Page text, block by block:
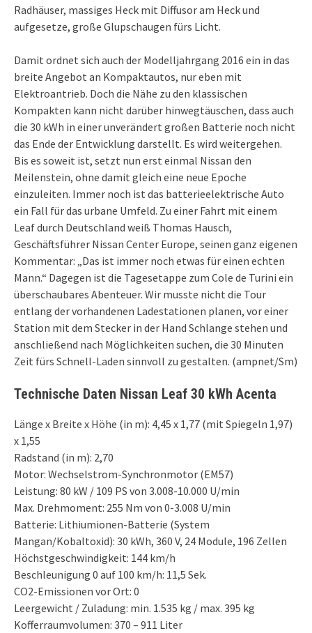
Radhäuser, massiges Heck mit Diffusor am Heck und
aufgesetze, große Glupschaugen fürs Licht.
Damit ordnet sich auch der Modelljahrgang 2016 ein in das
breite Angebot an Kompaktautos, nur eben mit
Elektroantrieb. Doch die Nähe zu den klassischen
Kompakten kann nicht darüber hinwegtäuschen, dass auch
die 30 kWh in einer unverändert großen Batterie noch nicht
das Ende der Entwicklung darstellt. Es wird weitergehen.
Bis es soweit ist, setzt nun erst einmal Nissan den
Meilenstein, ohne damit gleich eine neue Epoche
einzuleiten. Immer noch ist das batterieelektrische Auto
ein Fall für das urbane Umfeld. Zu einer Fahrt mit einem
Leaf durch Deutschland weiß Thomas Hausch,
Geschäftsführer Nissan Center Europe, seinen ganz eigenen
Kommentar: „Das ist immer noch etwas für einen echten
Mann.“ Dagegen ist die Tagesetappe zum Cole de Turini ein
überschaubares Abenteuer. Wir musste nicht die Tour
entlang der vorhandenen Ladestationen planen, vor einer
Station mit dem Stecker in der Hand Schlange stehen und
anschließend nach Möglichkeiten suchen, die 30 Minuten
Zeit fürs Schnell-Laden sinnvoll zu gestalten. (ampnet/Sm)
Technische Daten Nissan Leaf 30 kWh Acenta
Länge x Breite x Höhe (in m): 4,45 x 1,77 (mit Spiegeln 1,97)
x 1,55
Radstand (in m): 2,70
Motor: Wechselstrom-Synchronmotor (EM57)
Leistung: 80 kW / 109 PS von 3.008-10.000 U/min
Max. Drehmoment: 255 Nm von 0-3.008 U/min
Batterie: Lithiumionen-Batterie (System
Mangan/Kobaltoxid): 30 kWh, 360 V, 24 Module, 196 Zellen
Höchstgeschwindigkeit: 144 km/h
Beschleunigung 0 auf 100 km/h: 11,5 Sek.
CO2-Emissionen vor Ort: 0
Leergewicht / Zuladung: min. 1.535 kg / max. 395 kg
Kofferraumvolumen: 370 – 911 Liter